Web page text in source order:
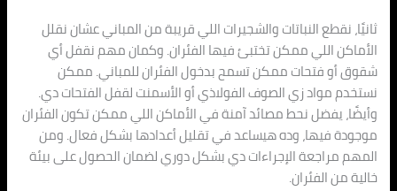
ثانيًا، نقطع النباتات والشجيرات اللي قريبة من المباني عشان نقلل
الأماكن اللي ممكن تختبئ فيها الفئران. وكمان مهم نقفل أي
شقوق أو فتحات ممكن تسمح بدخول الفئران للمباني. ممكن
نستخدم مواد زي الصوف الفولاذي أو الأسمنت لقفل الفتحات دي.
وأيضًا، يفضل نحط مصائد آمنة في الأماكن اللي ممكن تكون الفئران
موجودة فيها، وده هيساعد في تقليل أعدادها بشكل فعال. ومن
المهم مراجعة الإجراءات دي بشكل دوري لضمان الحصول على بيئة
خالية من الفئران.